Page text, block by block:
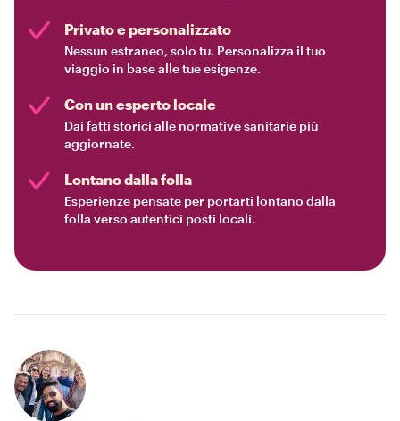
Privato e personalizzato
Nessun estraneo, solo tu. Personalizza il tuo
viaggio in base alle tue esigenze.
Con un esperto locale
Dai fatti storici alle normative sanitarie più
aggiornate.
Lontano dalla folla
Esperienze pensate per portarti lontano dalla
folla verso autentici posti locali.